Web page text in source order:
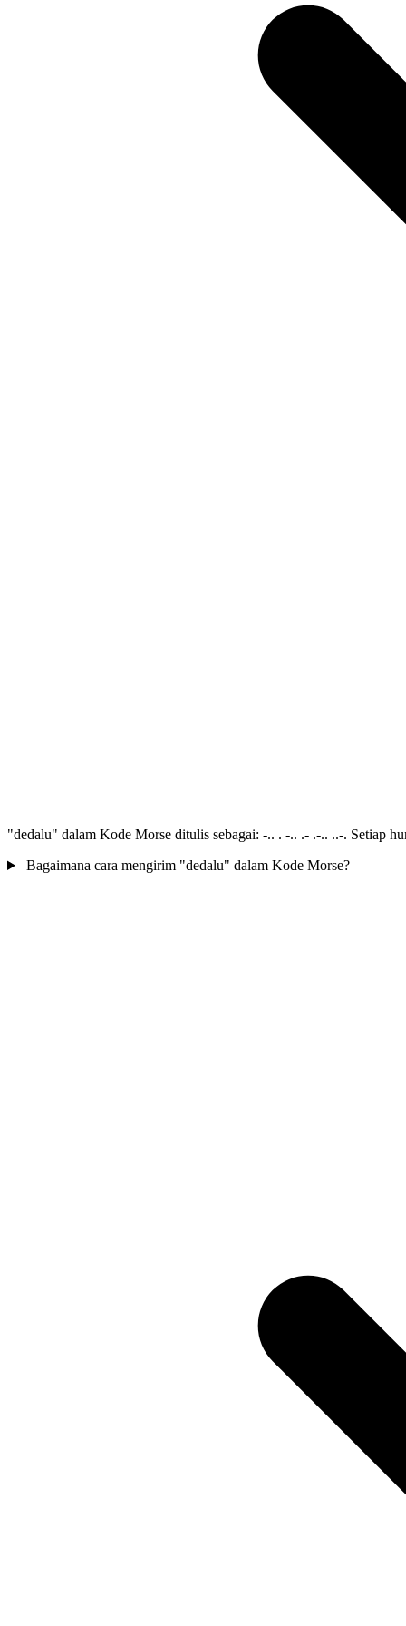
"dedalu" dalam Kode Morse ditulis sebagai: -.. . -.. .- .-.. ..-. Setiap
Bagaimana cara mengirim "dedalu" dalam Kode Morse?